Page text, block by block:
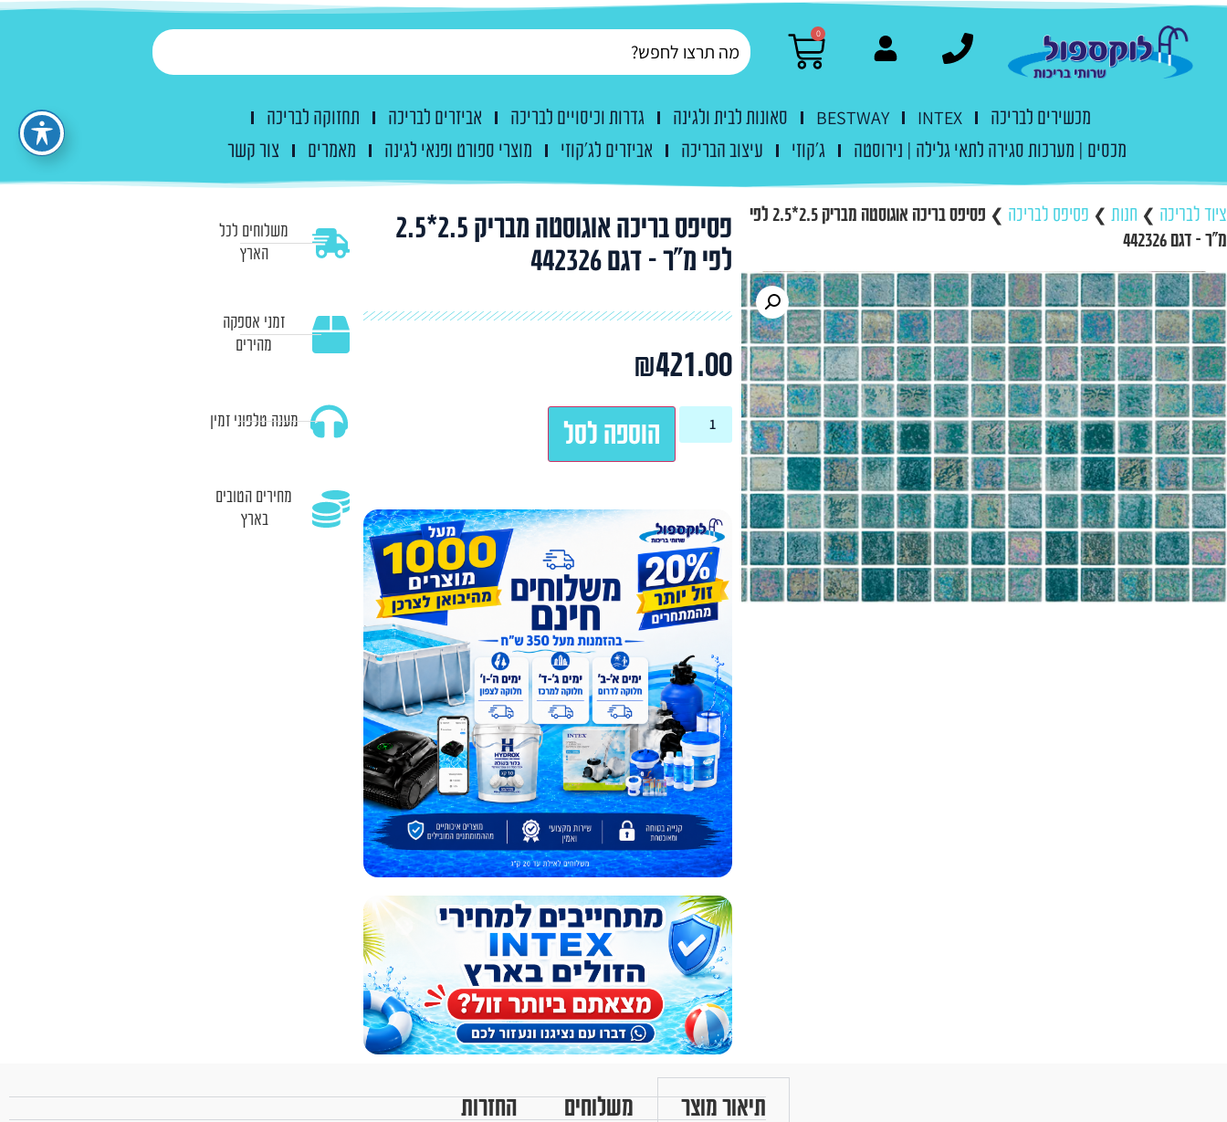
0
מכשירים לבריכה INTEX
BESTWAY סאונות לבית ולגינה גדרות וכיסויים לבריכה אביזרים לבריכה
תחזוקה לבריכה
מכסים | מערכות סגירה לתאי גלילה | נירוסטה
ג'קוזי עיצוב הבריכה אביזרים לג'קוזי מוצרי ספורט ופנאי לגינה מאמרים צור קשר
ציוד לבריכה ❯ חנות ❯ פסיפס לבריכה ❯
פסיפס בריכה אוגוסטה מבריק 2.5*2.5 לפי
מ”ר – דגם 442326
פסיפס בריכה אוגוסטה מבריק 2.5*2.5
לפי מ"ר – דגם 442326
₪421.00
הוספה לסל
משלוחים לכל
הארץ
זמני אספקה
מהירים
מענה טלפוני זמין
מחירים הטובים
בארץ
תיאור מוצר משלוחים החזרות